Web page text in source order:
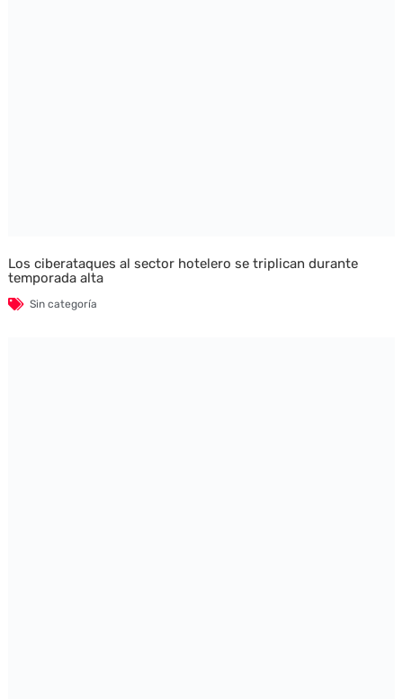
Los ciberataques al sector hotelero se triplican durante
temporada alta
Sin categoría